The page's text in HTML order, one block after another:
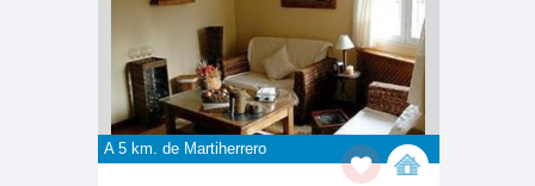
A 5 km. de Martiherrero